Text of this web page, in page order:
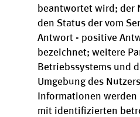
beantwortet wird; der
den Status der vom
Antwort - positive
bezeichnet; weitere
Betriebssystems und
Umgebung des
Informationen
mit identifizierten